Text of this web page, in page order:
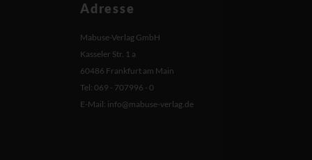
Adresse
Mabuse-Verlag GmbH
Kasseler Str. 1 a
60486 Frankfurt am Main
Tel: 069 - 707996 - 0
E-Mail: info@mabuse-verlag.de